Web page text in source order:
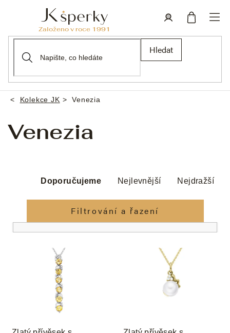
Hledat
Domů
Kolekce JK Venezia
Venezia
z
n
í
Doporučujeme Nejlevnější Nejdražší
Filtrování a řazení
o